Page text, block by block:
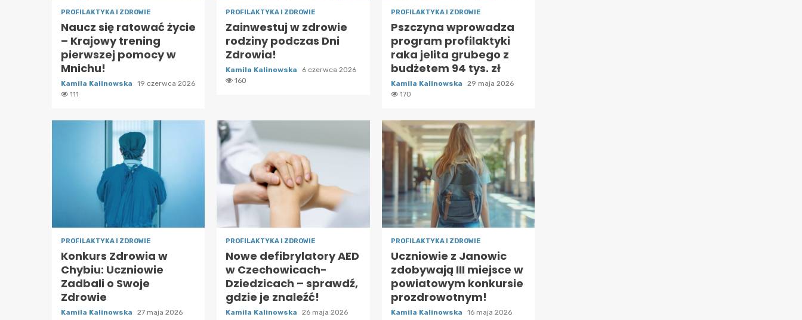
PROFILAKTYKA I ZDROWIE
Naucz się ratować życie
– Krajowy trening
pierwszej pomocy w
Mnichu!
Kamila Kalinowska
19 czerwca 2026
111
PROFILAKTYKA I ZDROWIE
Zainwestuj w zdrowie
rodziny podczas Dni
Zdrowia!
Kamila Kalinowska
6 czerwca 2026
160
PROFILAKTYKA I ZDROWIE
Pszczyna wprowadza
program profilaktyki
raka jelita grubego z
budżetem 94 tys. zł
Kamila Kalinowska
29 maja 2026
170
PROFILAKTYKA I ZDROWIE
Konkurs Zdrowia w
Chybiu: Uczniowie
Zadbali o Swoje
Zdrowie
Kamila Kalinowska
27 maja 2026
PROFILAKTYKA I ZDROWIE
Nowe defibrylatory AED
w Czechowicach-
Dziedzicach – sprawdź,
gdzie je znaleźć!
Kamila Kalinowska
26 maja 2026
PROFILAKTYKA I ZDROWIE
Uczniowie z Janowic
zdobywają III miejsce w
powiatowym konkursie
prozdrowotnym!
Kamila Kalinowska
16 maja 2026